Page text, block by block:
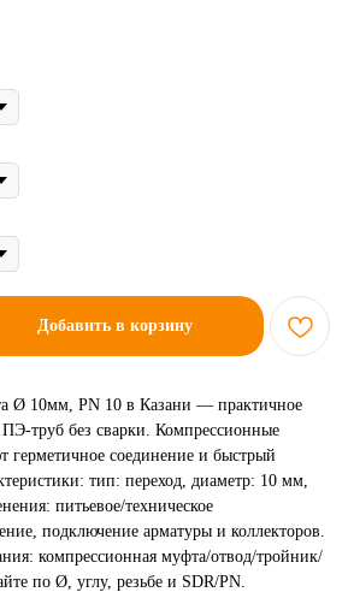
Добавить в корзину
Ø 10мм, PN 10 в Казани — практичное
труб без сварки. Компрессионные
герметичное соединение и быстрый
тип: переход, диаметр: 10 мм,
питьевое/техническое
подключение арматуры и коллекторов.
компрессионная муфта/отвод/тройник/
по Ø, углу, резьбе и SDR/PN.